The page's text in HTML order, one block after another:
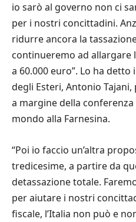
io sarò al governo non ci
per i nostri concittadini.
ridurre ancora la
continueremo ad allargare
a 60.000 euro”. Lo ha
degli Esteri, Antonio
a margine della
mondo alla Farnesina.
“Poi io faccio un’altra
tredicesime, a partire da
detassazione totale.
per aiutare i nostri
fiscale, l’Italia non può e